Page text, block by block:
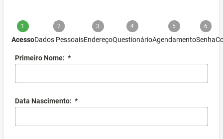
1
Acesso
2
Dados Pessoais
3
Endereço
4
Questionário
5
Agendamento
6
Senha
Primeiro Nome: *
Data Nascimento: *